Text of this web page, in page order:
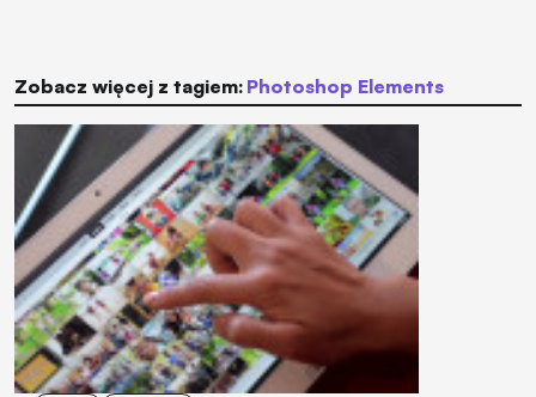
Zobacz więcej z tagiem: Photoshop Elements